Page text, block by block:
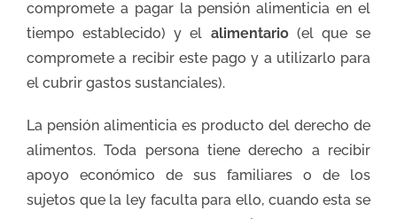
compromete a pagar la pensión alimenticia en el
tiempo establecido) y el alimentario (el que se
compromete a recibir este pago y a utilizarlo para
el cubrir gastos sustanciales).
La pensión alimenticia es producto del derecho de
alimentos. Toda persona tiene derecho a recibir
apoyo económico de sus familiares o de los
sujetos que la ley faculta para ello, cuando esta se